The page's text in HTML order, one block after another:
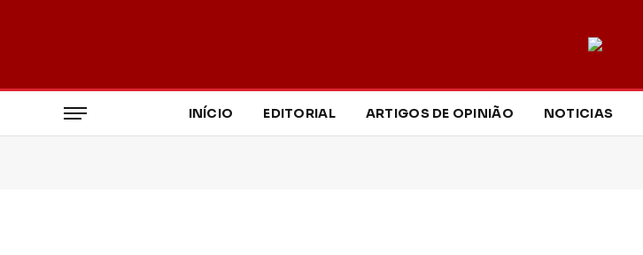
INÍCIO EDITORIAL ARTIGOS DE OPINIÃO NOTICIAS